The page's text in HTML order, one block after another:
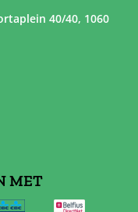
40/40, 1060
MET